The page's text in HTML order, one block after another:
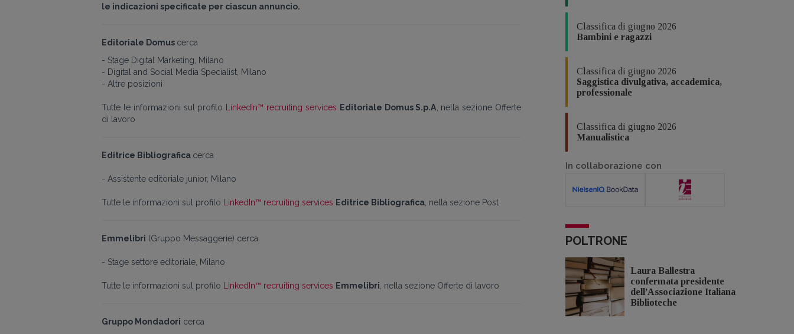
le indicazioni specificate per ciascun annuncio.
Editoriale Domus cerca
- Stage Digital Marketing, Milano
- Digital and Social Media Specialist, Milano
- Altre posizioni
Tutte le informazioni sul profilo LinkedIn™ recruiting services Editoriale Domus S.p.A , nella sezione Offerte
di lavoro
Editrice Bibliografica cerca
- Assistente editoriale junior, Milano
Tutte le informazioni sul profilo LinkedIn™ recruiting services Editrice Bibliografica nella sezione Post
Emmelibri (Gruppo Messaggerie) cerca
- Stage settore editoriale, Milano
Tutte le informazioni sul profilo LinkedIn™ recruiting services Emmelibri , nella sezione Offerte di lavoro
Gruppo Mondadori cerca
Classifica di giugno 2026
Bambini e ragazzi
Classifica di giugno 2026
Saggistica divulgativa, accademica,
professionale
Classifica di giugno 2026
Manualistica
In collaborazione con
POLTRONE
Laura Ballestra
confermata presidente
dell’Associazione Italiana
Biblioteche